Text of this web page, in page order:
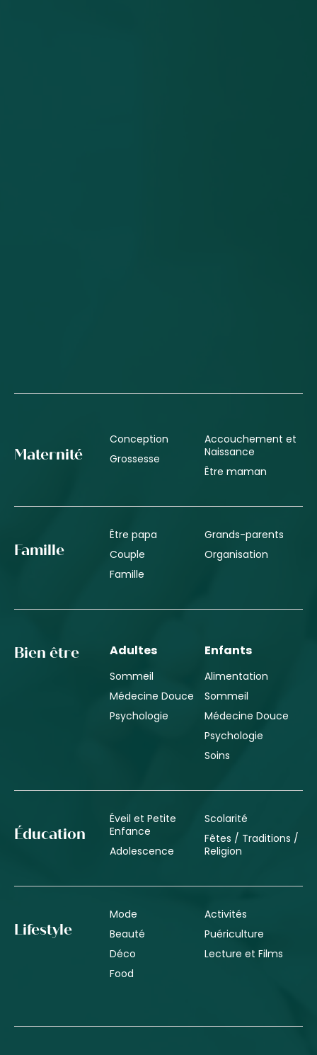
Maternité
Conception
Grossesse
Accouchement et
Naissance
Être maman
Famille
Être papa
Couple
Famille
Grands-parents
Organisation
Bien être Adultes
Sommeil
Médecine Douce
Psychologie
Enfants
Alimentation
Sommeil
Médecine Douce
Psychologie
Soins
Éducation
Éveil et Petite
Enfance
Adolescence
Scolarité
Fêtes / Traditions /
Religion
Lifestyle
Mode
Beauté
Déco
Food
Activités
Puériculture
Lecture et Films